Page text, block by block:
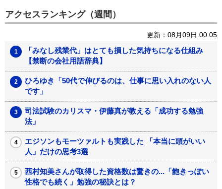
アクセスランキング（週間）
更新：08月09日 00:05
「みなし残業代」はとても損した気持ちになる仕組み
【禁断の会社用語辞典】
ひろゆき「50代で伸びるのは、仕事に思い入れのない人
です」
司法試験のカリスマ・伊藤真が教える「成功する勉強
法」
エジソンもモーツァルトも実践した 「本当に頭がいい
人」だけの思考3選
西村知美さんが取得した資格数は驚きの...「飽きっぽい
性格でも続く」勉強の秘訣とは？